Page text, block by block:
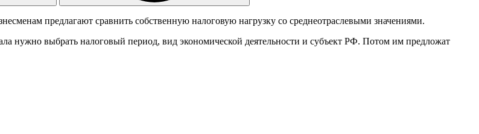
предлагают сравнить собственную налоговую нагрузку со среднеотраслевыми значениями.
нужно выбрать налоговый период, вид экономической деятельности и субъект РФ. Потом им предложат